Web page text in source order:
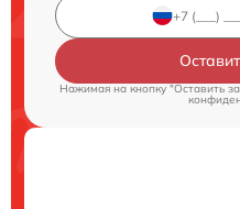
Нажимая на кнопку "Оставить